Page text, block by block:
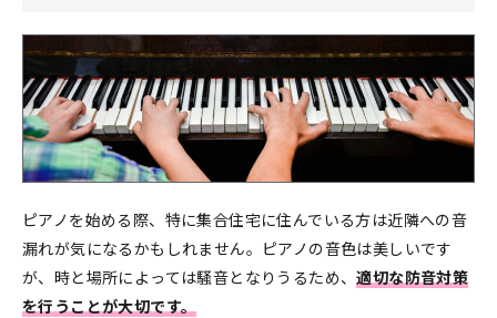
ピアノを始める際、特に集合住宅に住んでいる方は近隣への音
漏れが気になるかもしれません。ピアノの音色は美しいです
が、時と場所によっては騒音となりうるため、適切な防音対策
を行うことが大切です。